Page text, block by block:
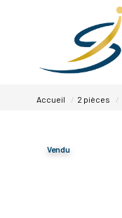
Accueil 2 pièces
Vendu